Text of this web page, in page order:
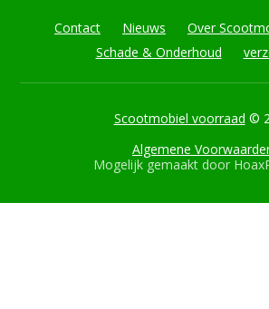
Contact Nieuws
Over
Schade & Onderhoud
Scootmobiel voorraad ©
Algemene
Mogelijk gemaakt door